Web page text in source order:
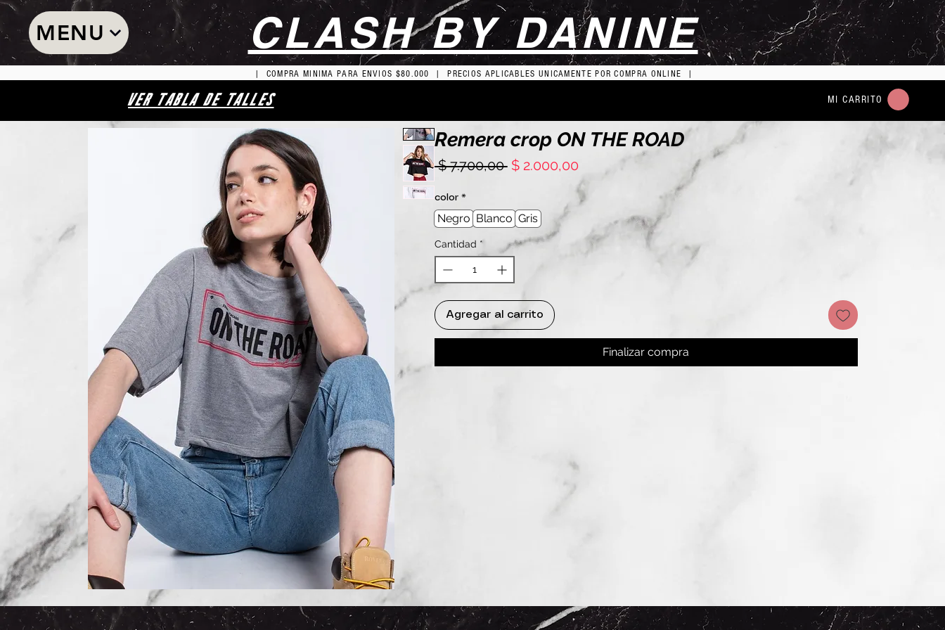
MENU CLASH BY DANINE
| COMPRA MINIMA PARA ENVIOS $80.000 | PRECIOS APLICABLES UNICAMENTE POR COMPRA ONLINE |
VER TABLA DE TALLES MI CARRITO
Remera crop ON THE ROAD
$ 7.700,00 Precio
$ 2.000,00Precio
de
oferta
color *
Negro Blanco Gris
Cantidad *
Agregar al carrito
Finalizar compra